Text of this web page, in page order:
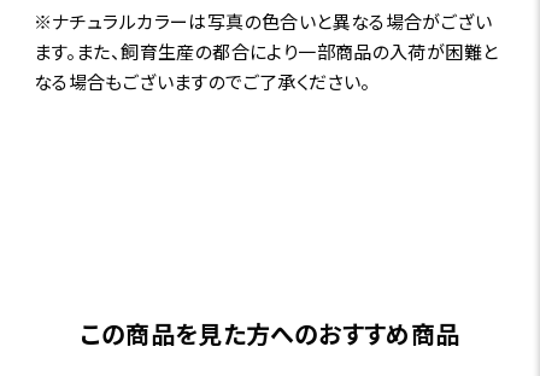
※ナチュラルカラーは写真の色合いと異なる場合がござい
ます。また、飼育生産の都合により一部商品の入荷が困難と
なる場合もございますのでご了承ください。
この商品を見た方へのおすすめ商品